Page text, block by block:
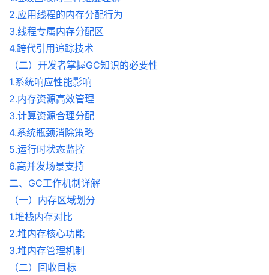
2.应用线程的内存分配行为
3.线程专属内存分配区
4.跨代引用追踪技术
（二）开发者掌握GC知识的必要性
1.系统响应性能影响
2.内存资源高效管理
3.计算资源合理分配
4.系统瓶颈消除策略
5.运行时状态监控
6.高并发场景支持
二、GC工作机制详解
（一）内存区域划分
1.堆栈内存对比
2.堆内存核心功能
3.堆内存管理机制
（二）回收目标